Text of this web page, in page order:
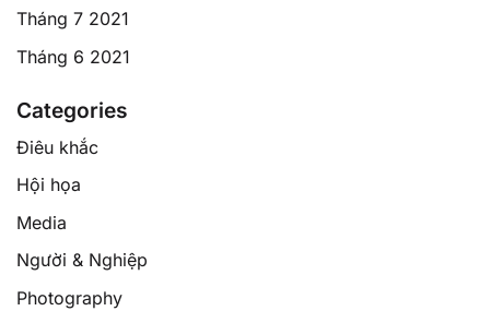
Tháng 7 2021
Tháng 6 2021
Categories
Điêu khắc
Hội họa
Media
Người & Nghiệp
Photography